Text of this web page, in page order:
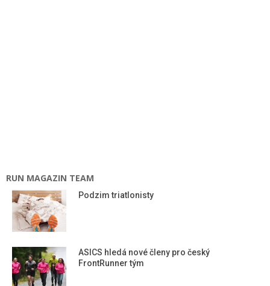
RUN MAGAZIN TEAM
Podzim triatlonisty
ASICS hledá nové členy pro český
FrontRunner tým